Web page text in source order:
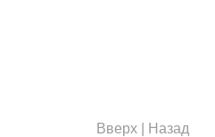
Вверх | Назад